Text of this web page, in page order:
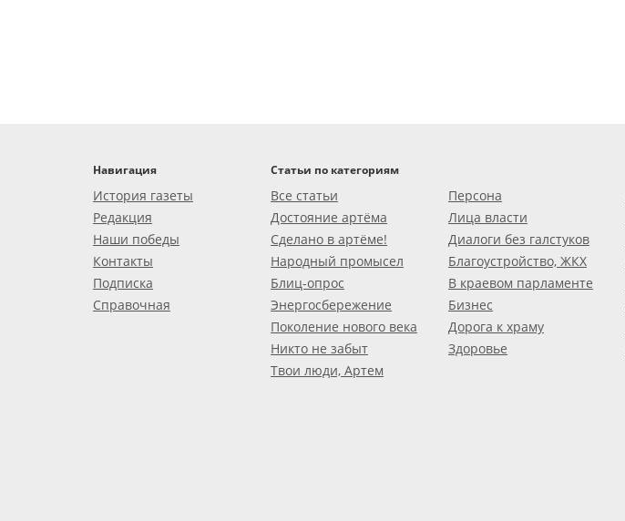
Навигация
История газеты
Редакция
Наши победы
Контакты
Подписка
Справочная
Статьи по категориям
Все статьи
Достояние артёма
Сделано в артёме!
Народный промысел
Блиц-опрос
Энергосбережение
Поколение нового века
Никто не забыт
Твои люди, Артем
Персона
Лица власти
Диалоги без галстуков
Благоустройство, ЖКХ
В краевом парламенте
Бизнес
Дорога к храму
Здоровье